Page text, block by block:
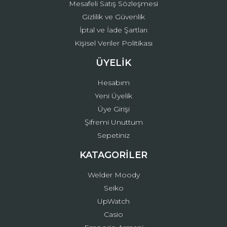
Mesafeli Satış Sözleşmesi
Gizlilik ve Güvenlik
İptal ve İade Şartları
Kişisel Veriler Politikası
ÜYELİK
Hesabım
Yeni Üyelik
Üye Girişi
Şifremi Unuttum
Sepetiniz
KATAGORİLER
Welder Moody
Seiko
UpWatch
Casio